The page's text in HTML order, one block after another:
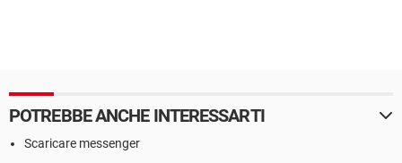
POTREBBE ANCHE INTERESSARTI
Scaricare messenger